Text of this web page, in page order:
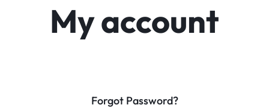
My account
Forgot Password?